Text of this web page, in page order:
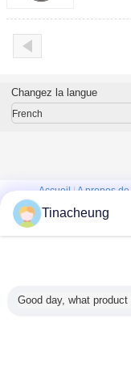
Changez la langue
French
Accueil|A propos
Tinacheung
Good day, what